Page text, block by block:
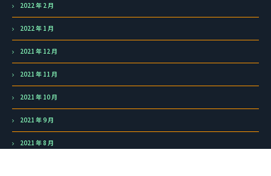
2022 年 2 月
2022 年 1 月
2021 年 12 月
2021 年 11 月
2021 年 10 月
2021 年 9 月
2021 年 8 月